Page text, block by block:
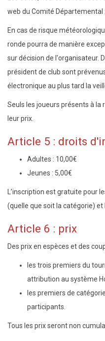
web du Comité Départemental :
En cas de risque
ronde pourra de manière
sur décision de l'organisateur.
président de club sont
électronique au plus tard la
Seuls les joueurs présents à
leur prix.
Article 5 : droits
Adultes : 10,00€
Jeunes : 5,00€
L’inscription est gratuite pour
(quelle que soit la catégorie) et
Article 6 : prix
Des prix en espèces et des
les trois premiers du
attribution au système
les premiers de
participants.
Tous les prix seront non